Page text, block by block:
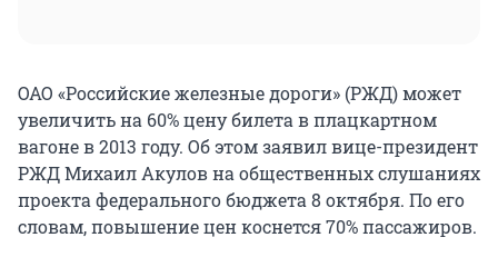
ОАО «Российские железные дороги» (РЖД) может
увеличить на 60% цену билета в плацкартном
вагоне в 2013 году. Об этом заявил вице-президент
РЖД Михаил Акулов на общественных слушаниях
проекта федерального бюджета 8 октября. По его
словам, повышение цен коснется 70% пассажиров.